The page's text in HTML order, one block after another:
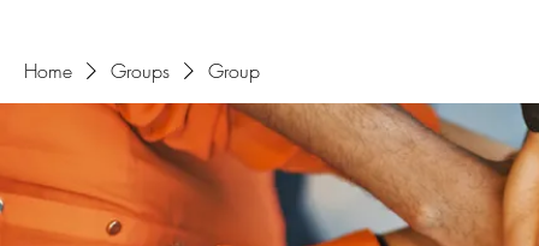
Home Groups Group